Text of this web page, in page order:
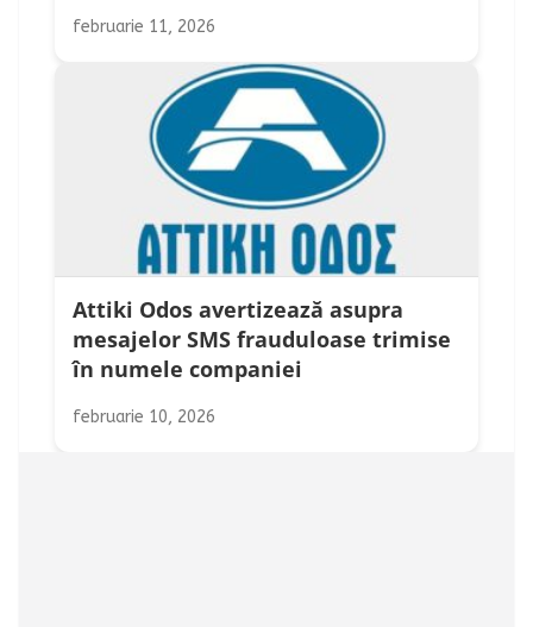
februarie 11, 2026
Attiki Odos avertizează asupra
mesajelor SMS frauduloase trimise
în numele companiei
februarie 10, 2026